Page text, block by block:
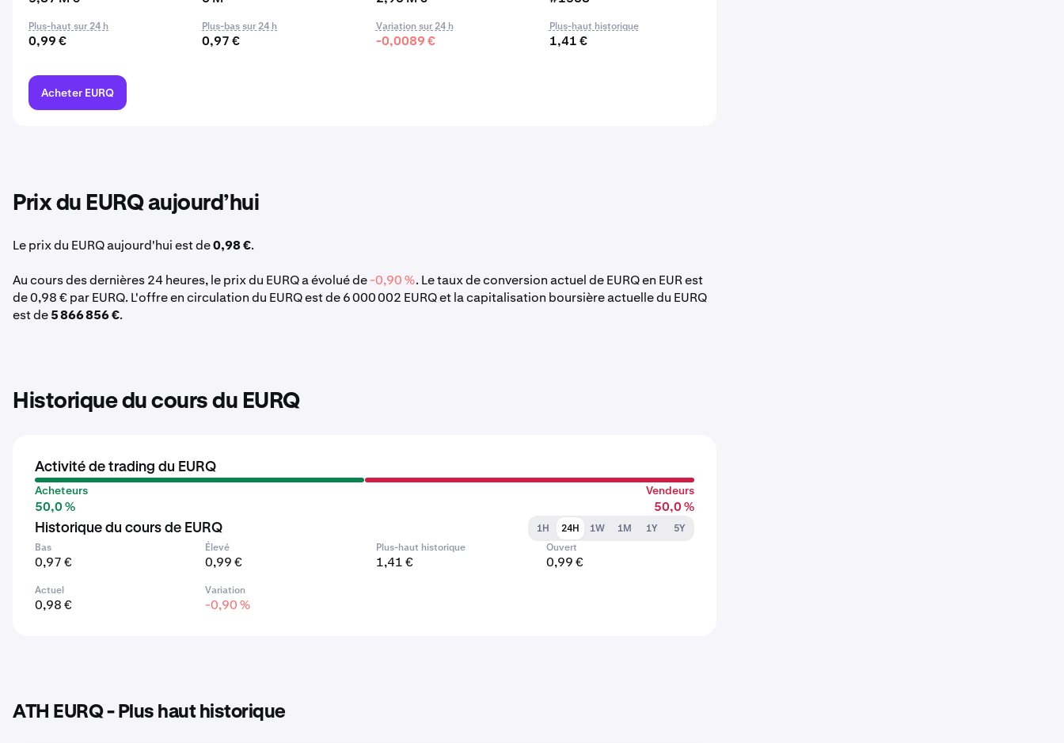
Plus-haut sur 24 h
0,99 €
Plus-bas sur 24 h
0,97 €
Variation sur 24 h
-0,0089 €
Plus-haut historique
1,41 €
Acheter EURQ
Prix du EURQ aujourd’hui
Le prix du EURQ aujourd'hui est de0,98 €.
Au cours des dernières 24 heures, le prix du EURQ a évolué de-0,90 %. Le taux de conversion actuel de EURQ en EUR est
de 0,98 € par EURQ. L'offre en circulation du EURQ est de 6 000 002 EURQ et la capitalisation boursière actuelle du EURQ
est de5 866 856 €.
Historique du cours du EURQ
Activité de trading du EURQ
Acheteurs
50,0 %
Vendeurs
50,0 %
Historique du cours de EURQ 1H 24H 1W 1M 1Y
5Y
Bas
0,97 €
Élevé
0,99 €
Plus-haut historique
1,41 €
Ouvert
0,99 €
Actuel
0,98 €
Variation
-0,90 %
ATH EURQ - Plus haut historique